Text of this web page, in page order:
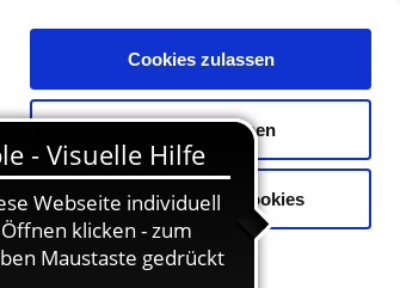
Cookies zulassen
Auswahl erlauben
Nur notwendige Cookies
Erlebnisse Buchen